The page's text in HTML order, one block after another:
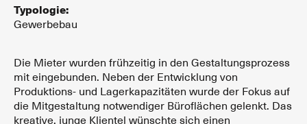
Typologie:
Gewerbebau
Die Mieter wurden frühzeitig in den Gestaltungsprozess
mit eingebunden. Neben der Entwicklung von
Produktions- und Lagerkapazitäten wurde der Fokus auf
die Mitgestaltung notwendiger Büroflächen gelenkt. Das
kreative, junge Klientel wünschte sich einen